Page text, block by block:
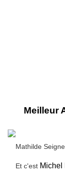
Meilleur
Mathilde
Et c'est Michel